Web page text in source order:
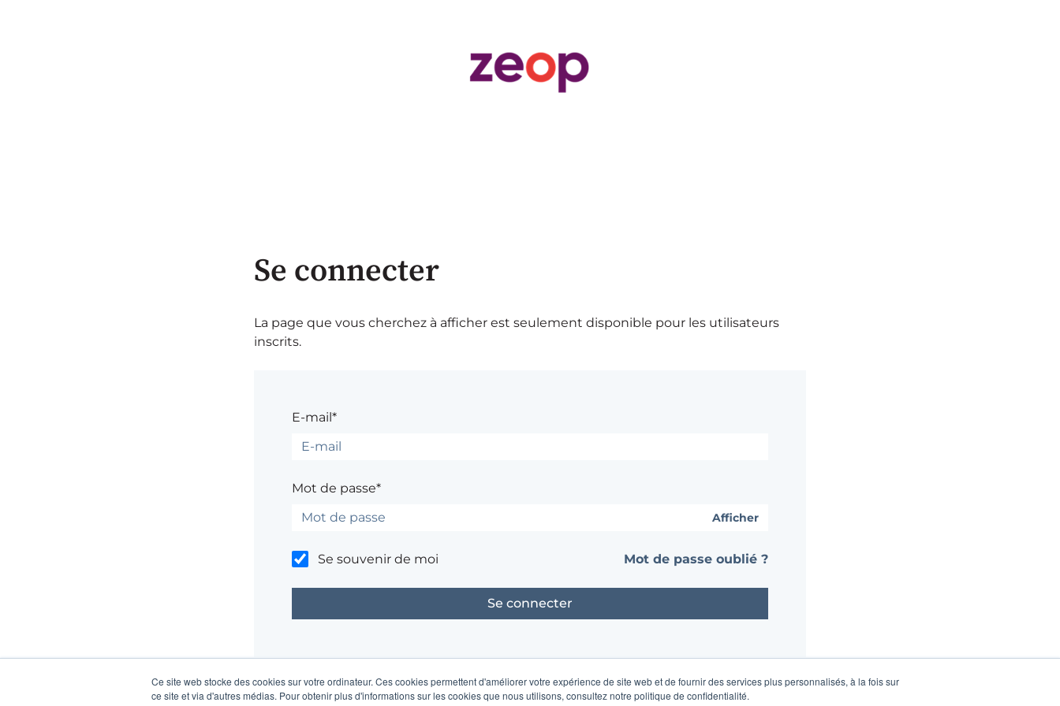
Ce site web stocke des cookies sur votre ordinateur. Ces cookies permettent d'améliorer votre expérience de site web et de fournir des services plus personnalisés, à la fois sur
ce site et via d'autres médias. Pour obtenir plus d'informations sur les cookies que nous utilisons, consultez notre politique de confidentialité.
Se connecter
La page que vous cherchez à afficher est seulement disponible pour les utilisateurs
inscrits.
E-mail*
Mot de passe*
Afficher
Se souvenir de moi Mot de passe oublié ?